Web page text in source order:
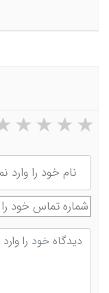
۵ ستاره از ۵ ۴ ستاره از ۵ ۳ ستاره از ۵ ۲ ستاره از ۵
نام
شماره تماس
دیدگاه